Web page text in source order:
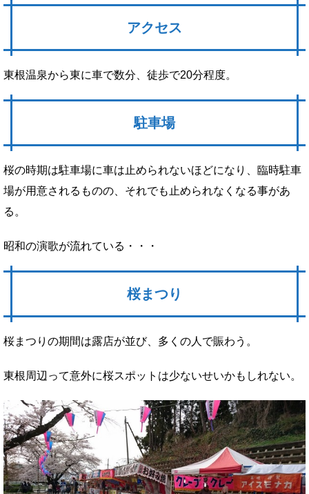
アクセス
東根温泉から東に車で数分、徒歩で20分程度。
駐車場
桜の時期は駐車場に車は止められないほどになり、臨時駐車
場が用意されるものの、それでも止められなくなる事があ
る。
昭和の演歌が流れている・・・
桜まつり
桜まつりの期間は露店が並び、多くの人で賑わう。
東根周辺って意外に桜スポットは少ないせいかもしれない。